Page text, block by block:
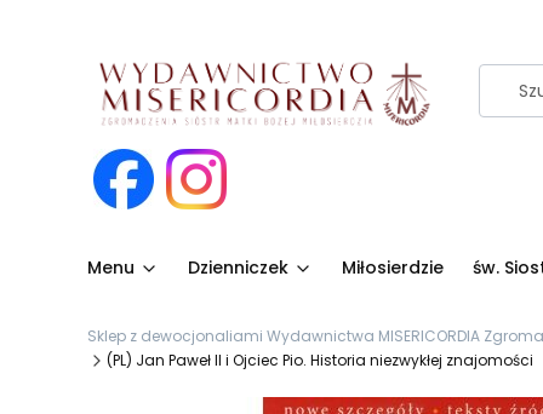
Menu Dzienniczek Miłosierdzie św.
Sklep z dewocjonaliami Wydawnictwa MISERICORDIA
(PL) Jan Paweł II i Ojciec Pio. Historia niezwykłej znajomości